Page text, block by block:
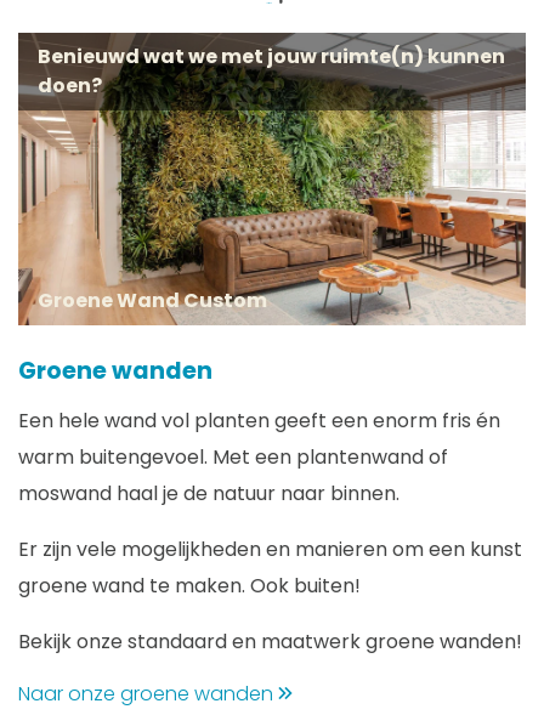
Benieuwd wat we met jouw ruimte(n) kunnen
doen?
Groene Wand Custom
Groene wanden
Een hele wand vol planten geeft een enorm fris én
warm buitengevoel. Met een plantenwand of
moswand haal je de natuur naar binnen.
Er zijn vele mogelijkheden en manieren om een kunst
groene wand te maken. Ook buiten!
Bekijk onze standaard en maatwerk groene wanden!
Naar onze groene wanden